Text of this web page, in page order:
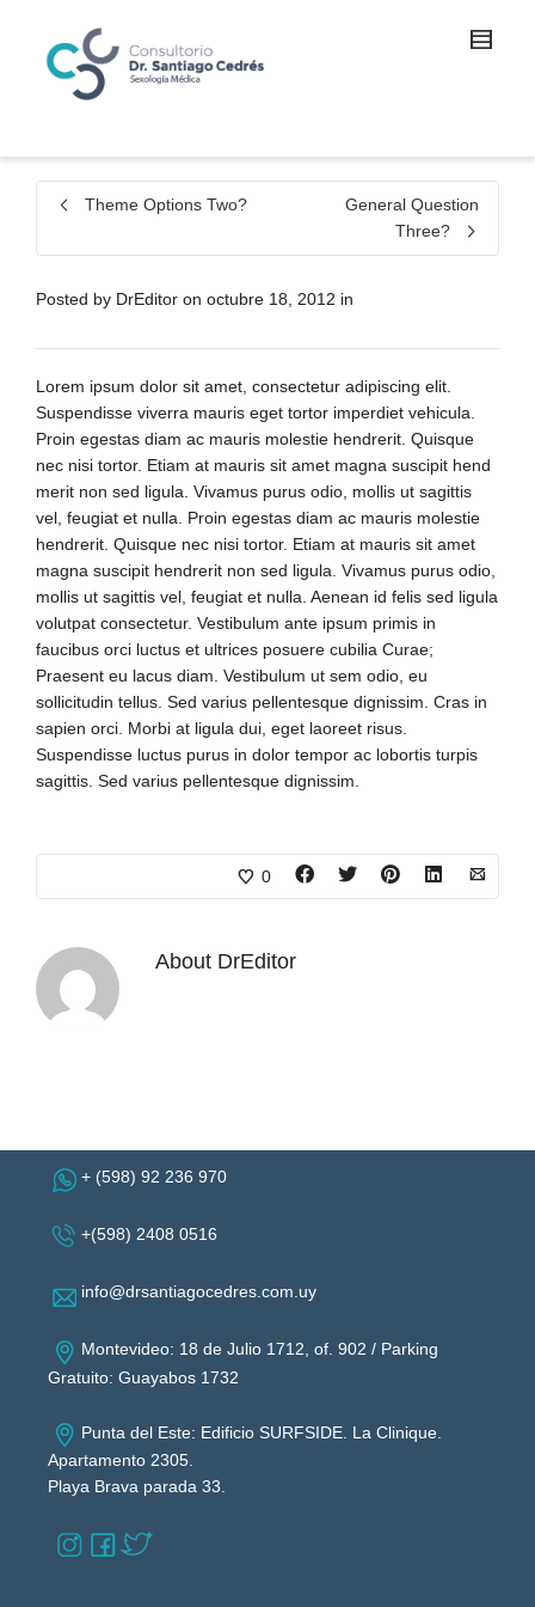
Theme Options Two?
General Question
Three?
Posted by DrEditor on octubre 18, 2012 in
Lorem ipsum dolor sit amet, consectetur adipiscing elit.
Suspendisse viverra mauris eget tortor imperdiet vehicula.
Proin egestas diam ac mauris molestie hendrerit. Quisque
nec nisi tortor. Etiam at mauris sit amet magna suscipit hend
merit non sed ligula. Vivamus purus odio, mollis ut sagittis
vel, feugiat et nulla. Proin egestas diam ac mauris molestie
hendrerit. Quisque nec nisi tortor. Etiam at mauris sit amet
magna suscipit hendrerit non sed ligula. Vivamus purus odio,
mollis ut sagittis vel, feugiat et nulla. Aenean id felis sed ligula
volutpat consectetur. Vestibulum ante ipsum primis in
faucibus orci luctus et ultrices posuere cubilia Curae;
Praesent eu lacus diam. Vestibulum ut sem odio, eu
sollicitudin tellus. Sed varius pellentesque dignissim. Cras in
sapien orci. Morbi at ligula dui, eget laoreet risus.
Suspendisse luctus purus in dolor tempor ac lobortis turpis
sagittis. Sed varius pellentesque dignissim.
0
About DrEditor
+ (598) 92 236 970
+(598) 2408 0516
info@drsantiagocedres.com.uy
Montevideo: 18 de Julio 1712, of. 902 / Parking
Gratuito: Guayabos 1732
Punta del Este: Edificio SURFSIDE. La Clinique.
Apartamento 2305.
Playa Brava parada 33.